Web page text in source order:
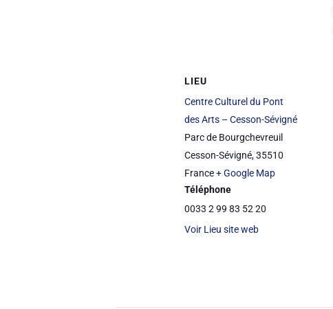
LIEU
Centre Culturel du Pont
des Arts – Cesson-Sévigné
Parc de Bourgchevreuil
Cesson-Sévigné,35510
France+ Google Map
Téléphone
0033 2 99 83 52 20
Voir Lieu site web